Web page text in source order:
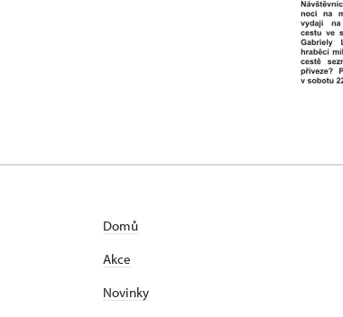
Domů
Akce
Novinky